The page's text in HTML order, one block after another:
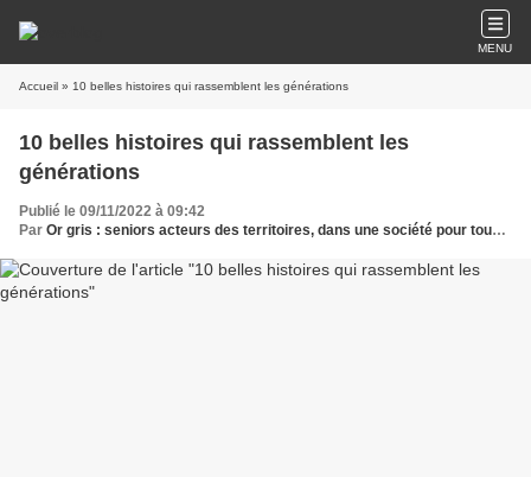
MENU
Accueil » 10 belles histoires qui rassemblent les générations
10 belles histoires qui rassemblent les
générations
Publié le 09/11/2022 à 09:42
Par Or gris : seniors acteurs des territoires, dans une société pour tous les âges